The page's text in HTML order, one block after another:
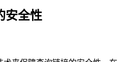
安全性